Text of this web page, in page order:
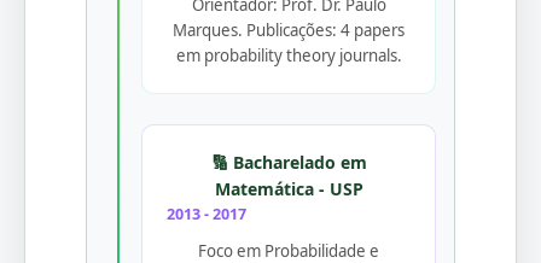
Orientador: Prof. Dr. Paulo
Marques. Publicações: 4 papers
em probability theory journals.
🔢 Bacharelado em
Matemática - USP
2013 - 2017
Foco em Probabilidade e